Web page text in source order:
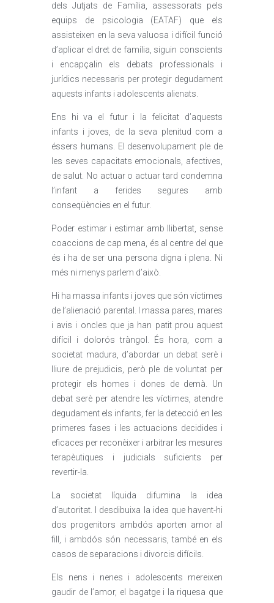
dels Jutjats de Família, assessorats pels
equips de psicologia (EATAF) que els
assisteixen en la seva valuosa i difícil funció
d’aplicar el dret de família, siguin conscients
i encapçalin els debats professionals i
jurídics necessaris per protegir degudament
aquests infants i adolescents alienats.
Ens hi va el futur i la felicitat d’aquests
infants i joves, de la seva plenitud com a
éssers humans. El desenvolupament ple de
les seves capacitats emocionals, afectives,
de salut. No actuar o actuar tard condemna
l’infant a ferides segures amb
conseqüències en el futur.
Poder estimar i estimar amb llibertat, sense
coaccions de cap mena, és al centre del que
és i ha de ser una persona digna i plena. Ni
més ni menys parlem d’això.
Hi ha massa infants i joves que són víctimes
de l’alienació parental. I massa pares, mares
i avis i oncles que ja han patit prou aquest
difícil i dolorós tràngol. És hora, com a
societat madura, d’abordar un debat serè i
lliure de prejudicis, però ple de voluntat per
protegir els homes i dones de demà. Un
debat serè per atendre les víctimes, atendre
degudament els infants, fer la detecció en les
primeres fases i les actuacions decidides i
eficaces per reconèixer i arbitrar les mesures
terapèutiques i judicials suficients per
revertir-la.
La societat líquida difumina la idea
d’autoritat. I desdibuixa la idea que havent-hi
dos progenitors ambdós aporten amor al
fill, i ambdós són necessaris, també en els
casos de separacions i divorcis difícils.
Els nens i nenes i adolescents mereixen
gaudir de l’amor, el bagatge i la riquesa que